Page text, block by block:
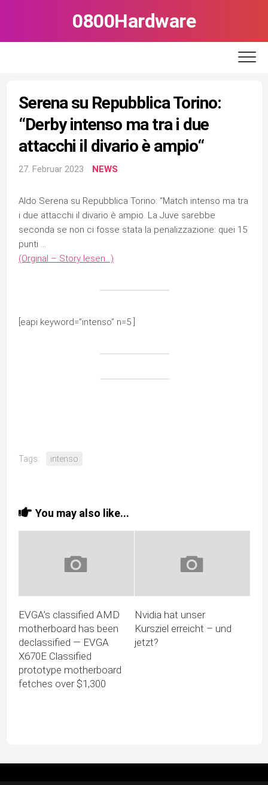
0800Hardware
Serena su Repubblica Torino:
“Derby intenso ma tra i due
attacchi il divario è ampio“
27. Februar 2023 NEWS
Aldo Serena su Repubblica Torino: “Match intenso ma tra
i due attacchi il divario è ampio. La Juve sarebbe
seconda se non ci fosse stata la penalizzazione: quei 15
punti …
(Orginal – Story lesen…)
[eapi keyword=”intenso” n=5 ]
Tags: intenso
You may also like...
EVGA’s classified AMD
motherboard has been
declassified — EVGA
X670E Classified
prototype motherboard
fetches over $1,300
Nvidia hat unser
Kursziel erreicht – und
jetzt?